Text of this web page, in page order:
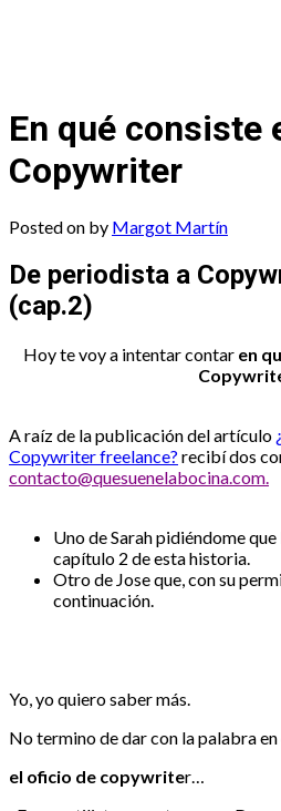
En qué consiste
Copywriter
Posted on by Margot Martín
De periodista a
(cap.2)
Hoy te voy a intentar contar en
A raíz de la publicación del artículo
Copywriter freelance? recibí dos
contacto@quesuenelabocina.com.
Uno de Sarah pidiéndome
capítulo 2 de esta historia.
Otro de Jose que, con su
continuación.
Yo, yo quiero saber más.
No termino de dar con la palabra
el oficio de copywriter…